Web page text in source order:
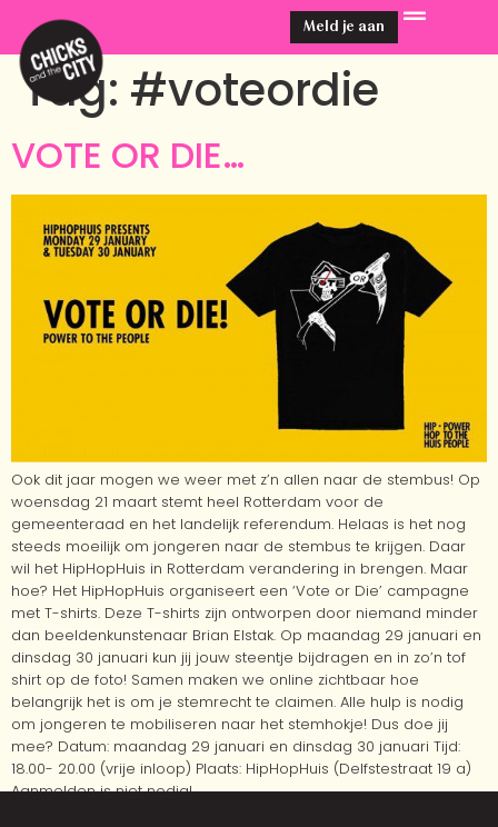
Meld je aan
Tag: #voteordie
VOTE OR DIE…
Ook dit jaar mogen we weer met z’n allen naar de stembus! Op
woensdag 21 maart stemt heel Rotterdam voor de
gemeenteraad en het landelijk referendum. Helaas is het nog
steeds moeilijk om jongeren naar de stembus te krijgen. Daar
wil het HipHopHuis in Rotterdam verandering in brengen. Maar
hoe? Het HipHopHuis organiseert een ‘Vote or Die’ campagne
met T-shirts. Deze T-shirts zijn ontworpen door niemand minder
dan beeldenkunstenaar Brian Elstak. Op maandag 29 januari en
dinsdag 30 januari kun jij jouw steentje bijdragen en in zo’n tof
shirt op de foto! Samen maken we online zichtbaar hoe
belangrijk het is om je stemrecht te claimen. Alle hulp is nodig
om jongeren te mobiliseren naar het stemhokje! Dus doe jij
mee? Datum: maandag 29 januari en dinsdag 30 januari Tijd:
18.00- 20.00 (vrije inloop) Plaats: HipHopHuis (Delfstestraat 19 a)
Aanmelden is niet nodig!